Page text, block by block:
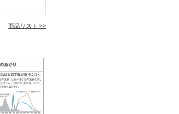
商品リスト >>